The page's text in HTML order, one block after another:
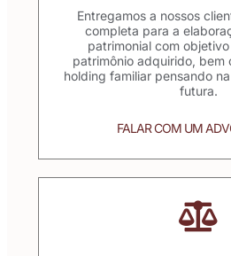
Entregamos a nossos
completa para a
patrimonial com
patrimônio adquirido, bem
holding familiar pensando
futura.
FALAR COM UM